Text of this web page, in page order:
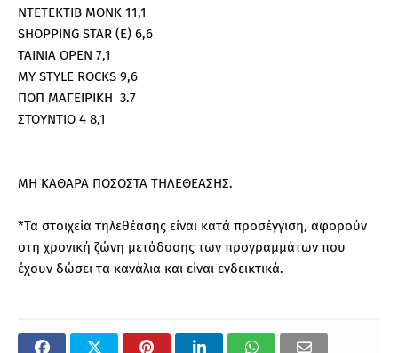
ΝΤΕΤΕΚΤΙΒ ΜΟΝΚ 11,1
SHOPPING STAR (E) 6,6
ΤΑΙΝΙΑ OPEN 7,1
MY STYLE ROCKS 9,6
ΠΟΠ ΜΑΓΕΙΡΙΚΗ 3.7
ΣΤΟΥΝΤΙΟ 4 8,1
ΜΗ ΚΑΘΑΡΑ ΠΟΣΟΣΤΑ ΤΗΛΕΘΕΑΣΗΣ.
*Τα στοιχεία τηλεθέασης είναι κατά προσέγγιση, αφορούν
στη χρονική ζώνη μετάδοσης των προγραμμάτων που
έχουν δώσει τα κανάλια και είναι ενδεικτικά.